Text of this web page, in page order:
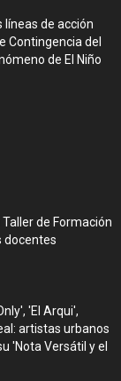
líneas de acción
Contingencia del
de El Niño
de Formación
docentes
'El Arqui',
artistas urbanos
'Nota Versátil y el